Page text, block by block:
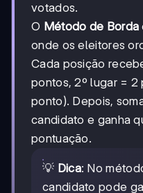
votados.
O Método de Borda
onde os eleitores
Cada posição
pontos, 2º lugar = 2
ponto). Depois,
candidato e ganha
pontuação.
💡 Dica: No
candidato pode